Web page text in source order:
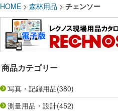
HOME > 森林用品 > チェンソー
商品カテゴリー
写真・記録用品(380)
測量用品・設計(452)